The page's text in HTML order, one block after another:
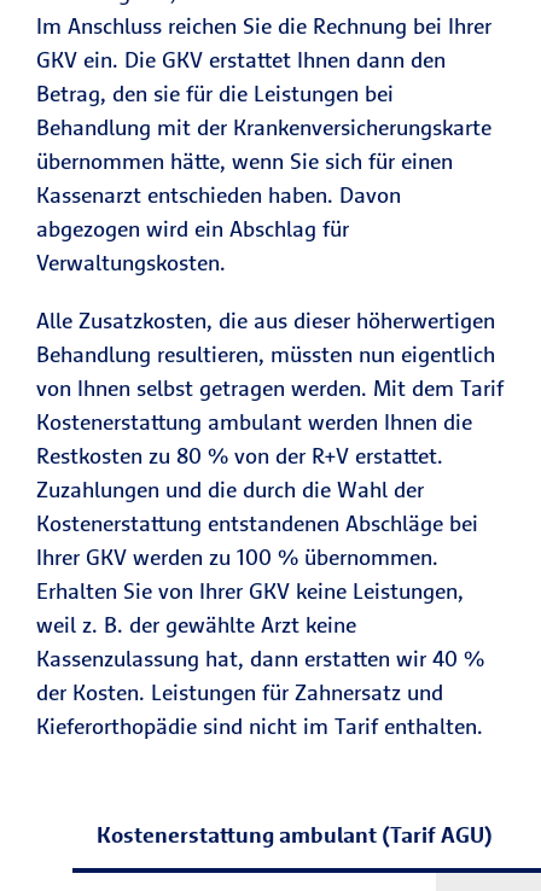
Im Anschluss reichen Sie die Rechnung bei Ihrer
GKV ein. Die GKV erstattet Ihnen dann den
Betrag, den sie für die Leistungen bei
Behandlung mit der Krankenversicherungskarte
übernommen hätte, wenn Sie sich für einen
Kassenarzt entschieden haben. Davon
abgezogen wird ein Abschlag für
Verwaltungskosten.
Alle Zusatzkosten, die aus dieser höherwertigen
Behandlung resultieren, müssten nun eigentlich
von Ihnen selbst getragen werden. Mit dem Tarif
Kostenerstattung ambulant werden Ihnen die
Restkosten zu 80 % von der R+V erstattet.
Zuzahlungen und die durch die Wahl der
Kostenerstattung entstandenen Abschläge bei
Ihrer GKV werden zu 100 % übernommen.
Erhalten Sie von Ihrer GKV keine Leistungen,
weil z. B. der gewählte Arzt keine
Kassenzulassung hat, dann erstatten wir 40 %
der Kosten. Leistungen für Zahnersatz und
Kieferorthopädie sind nicht im Tarif enthalten.
Kostenerstattung ambulant (Tarif AGU)